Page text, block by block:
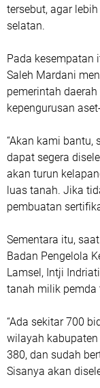
tersebut, agar
selatan.
Pada kesempatan
Saleh Mardani
pemerintah
kepengurusan
“Akan kami bantu,
dapat segera
akan turun
luas tanah. Jika
pembuatan
Sementara itu,
Badan Pengelola
Lamsel, Intji
tanah milik pemda
“Ada sekitar 700
wilayah
380, dan sudah
Sisanya akan